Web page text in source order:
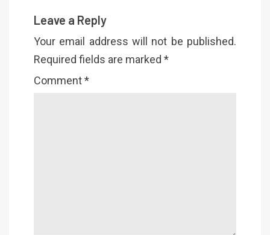
Leave a Reply
Your email address will not be published.
Required fields are marked *
Comment*